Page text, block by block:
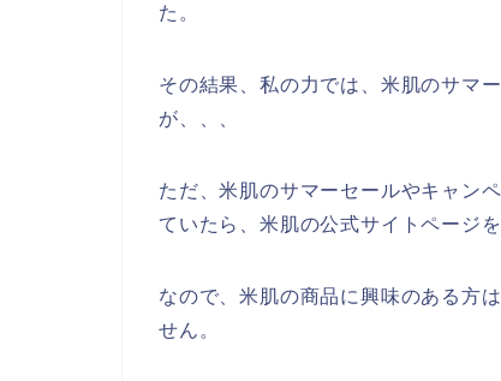
た。
その結果、私の力では、米肌のサマ
が、、、
ただ、米肌のサマーセールやキャン
ていたら、米肌の公式サイトページ
なので、米肌の商品に興味のある方
せん。